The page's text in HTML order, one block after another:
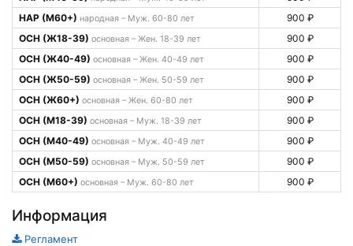
НАР (М60+) народная – Муж. 60-80 лет
900 ₽
ОСН (Ж18-39) основная – Жен. 18-39 лет
900 ₽
ОСН (Ж40-49) основная – Жен. 40-49 лет
900 ₽
ОСН (Ж50-59) основная – Жен. 50-59 лет
900 ₽
ОСН (Ж60+) основная – Жен. 60-80 лет
900 ₽
ОСН (М18-39) основная – Муж. 18-39 лет
900 ₽
ОСН (М40-49) основная – Муж. 40-49 лет
900 ₽
ОСН (М50-59) основная – Муж. 50-59 лет
900 ₽
ОСН (М60+) основная – Муж. 60-80 лет 900 ₽
Информация
Регламент